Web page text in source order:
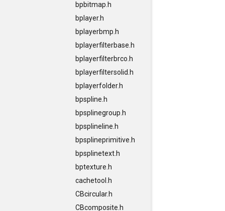
bpbitmap.h
bplayer.h
bplayerbmp.h
bplayerfilterbase.h
bplayerfilterbrco.h
bplayerfiltersolid.h
bplayerfolder.h
bpspline.h
bpsplinegroup.h
bpsplineline.h
bpsplineprimitive.h
bpsplinetext.h
bptexture.h
cachetool.h
CBcircular.h
CBcomposite.h